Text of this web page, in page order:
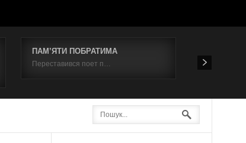
ПАМ’ЯТИ ПОБРАТИМА
Переставився поет п… 19 червня